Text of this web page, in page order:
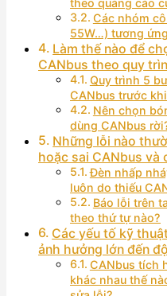
Các nhóm
55W…) tương
Làm thế nào để
CANbus theo quy
Quy trình 5
CANbus trước
Nên chọn
dùng CANbus
Những lỗi nào
hoặc sai CANbus và
Đèn nhấp
luôn do thiếu
Báo lỗi trên
theo thứ tự nào?
Các yếu tố kỹ
ảnh hưởng lớn đến
CANbus tích
khác nhau thế